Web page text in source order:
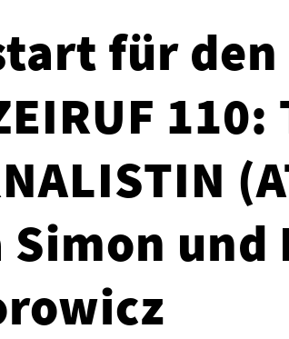
für
110:
Simon und